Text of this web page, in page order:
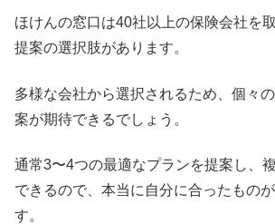
ほけんの窓口は40社以上の保険会社を
提案の選択肢があります。
多様な会社から選択されるため、個々
案が期待できるでしょう。
通常3〜4つの最適なプランを提案し、
できるので、本当に自分に合ったもの
す。